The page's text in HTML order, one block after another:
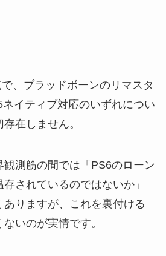
、ブラッドボーンのリマスタ
イティブ対応のいずれについ
在しません。
測筋の間では「PS6のローン
されているのではないか」
ありますが、これを裏付ける
いのが実情です。